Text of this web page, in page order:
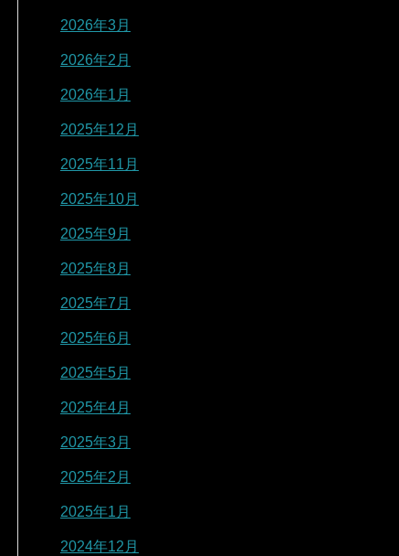
2026年3月
2026年2月
2026年1月
2025年12月
2025年11月
2025年10月
2025年9月
2025年8月
2025年7月
2025年6月
2025年5月
2025年4月
2025年3月
2025年2月
2025年1月
2024年12月